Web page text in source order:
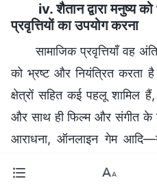
iv. शैतान द्वारा मनुष्य
प्रवृत्तियों का उपयोग करना
सामाजिक प्रवृत्तियाँ वह
को भ्रष्ट और नियंत्रित करता
क्षेत्रों सहित कई पहलू शामिल
और साथ ही फिल्म और संगीत के
आराधना, ऑनलाइन गेम आदि—ये
बस उन विचारों के बारे में, जिन्हें